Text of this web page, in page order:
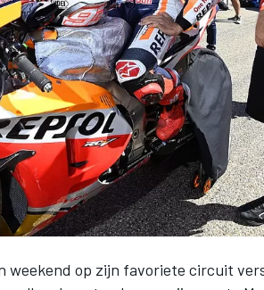
DTM
weekend op zijn favoriete circuit